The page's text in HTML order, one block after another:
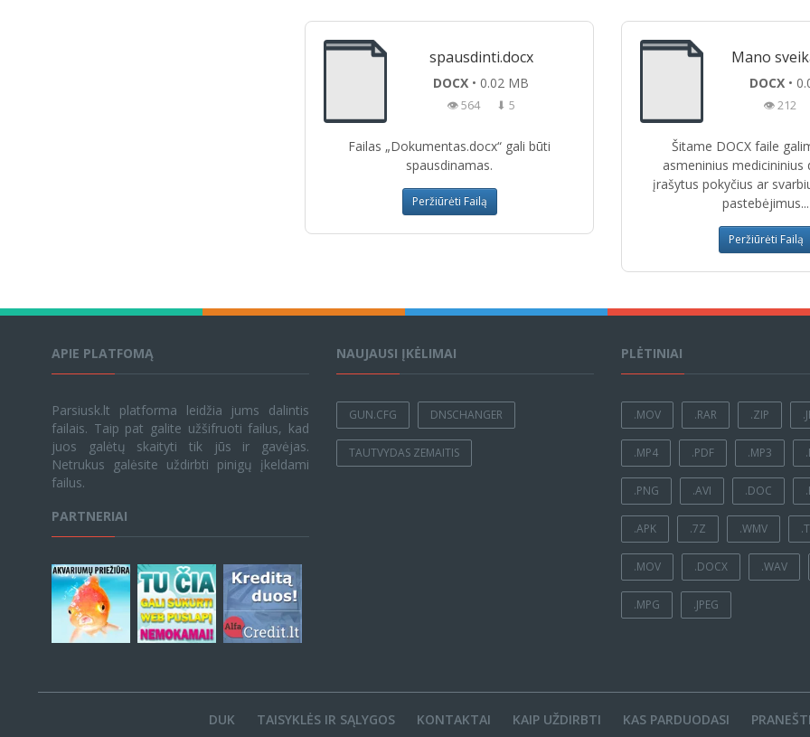
spausdinti.docx
DOCX • 0.02 MB
👁 564 ⬇ 5
Failas „Dokumentas.docx“ gali būti
spausdinamas.
Peržiūrėti Failą
Mano
DOCX •
👁 212
Šitame DOCX faile
asmeninius medicininius
įrašytus pokyčius ar
pastebėjimus...
Peržiūrėti Failą
APIE PLATFOMĄ
Parsiusk.lt platforma leidžia jums dalintis
failais. Taip pat galite užšifruoti failus, kad
juos galėtų skaityti tik jūs ir gavėjas.
Netrukus galėsite uždirbti pinigų įkeldami
failus.
PARTNERIAI
NAUJAUSI ĮKĖLIMAI
GUN.CFG DNSCHANGER
TAUTVYDAS ZEMAITIS
PLĖTINIAI
.MOV .RAR .ZIP
.MP4 .PDF .MP3
.PNG .AVI .DOC
.APK .7Z .WMV
.MOV .DOCX .WAV
.MPG .JPEG
DUK TAISYKLĖS IR SĄLYGOS KONTAKTAI KAIP UŽDIRBTI KAS PARDUODASI